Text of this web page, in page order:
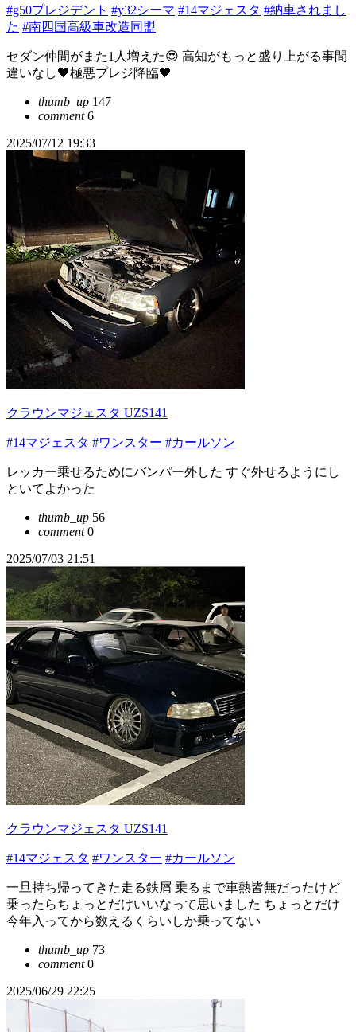
#g50プレジデント #y32シーマ #14マジェスタ #納車されまし
た #南四国高級車改造同盟
セダン仲間がまた1人増えた😍 高知がもっと盛り上がる事間
違いなし🖤極悪プレジ降臨🖤
thumb_up 147
comment6
2025/07/12 19:33
クラウンマジェスタ UZS141
#14マジェスタ #ワンスター #カールソン
レッカー乗せるためにバンパー外した すぐ外せるようにし
といてよかった
thumb_up 56
comment0
2025/07/03 21:51
クラウンマジェスタ UZS141
#14マジェスタ #ワンスター #カールソン
一旦持ち帰ってきた走る鉄屑 乗るまで車熱皆無だったけど
乗ったらちょっとだけいいなって思いました ちょっとだけ
今年入ってから数えるくらいしか乗ってない
thumb_up 73
comment0
2025/06/29 22:25